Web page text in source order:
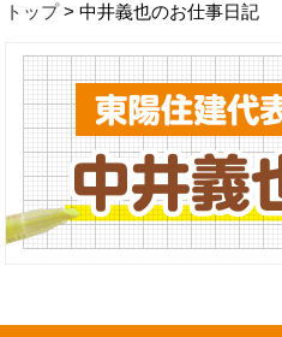
トップ> 中井義也のお仕事日記